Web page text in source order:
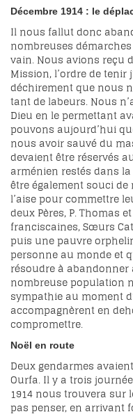
Décembre 1914 : le
Il nous fallut donc
nombreuses
vain. Nous avions reçu
Mission, l’ordre de tenir
déchirement que nous
tant de labeurs. Nous
Dieu en le permettant
pouvons aujourd’hui
nous avoir sauvé du
devaient être réservés
arménien restés dans
être également souci
l’aise pour commettre
deux Pères, P. Thomas
franciscaines, Sœurs
puis une pauvre
personne au monde et
résoudre à
nombreuse population
sympathie au moment
accompagnèrent en
compromettre.
Noël en route
Deux gendarmes
Ourfa. Il y a trois
1914 nous trouvera sur
pas penser, en arrivant